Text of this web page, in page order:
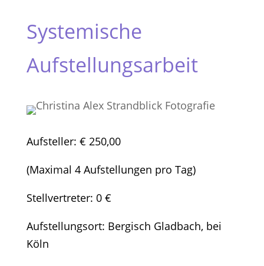
Systemische
Aufstellungsarbeit
Aufsteller: € 250,00
(Maximal 4 Aufstellungen pro Tag)
Stellvertreter: 0 €
Aufstellungsort: Bergisch Gladbach, bei
Köln